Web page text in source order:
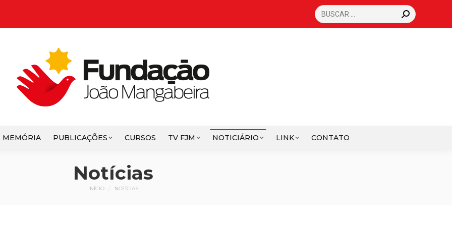
SEARCH:
MEMÓRIA PUBLICAÇÕES CURSOS TV FJM NOTICIÁRIO LINK CONTATO
Notícias
Você está aqui:
INÍCIO NOTÍCIAS